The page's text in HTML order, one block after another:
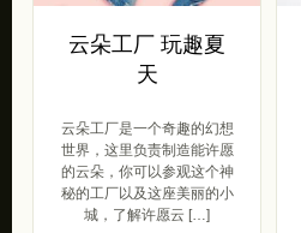
云朵工厂 玩趣夏
天
云朵工厂是一个奇趣的幻想
世界，这里负责制造能许愿
的云朵，你可以参观这个神
秘的工厂以及这座美丽的小
城，了解许愿云 […]